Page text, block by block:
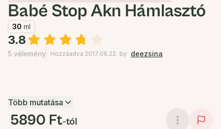
Babé Stop Akn Hámlasztó
30 ml
3.8
5 vélemény Hozzáadva 2017.06.22. by deezsina
Több mutatása
5890 Ft-tól